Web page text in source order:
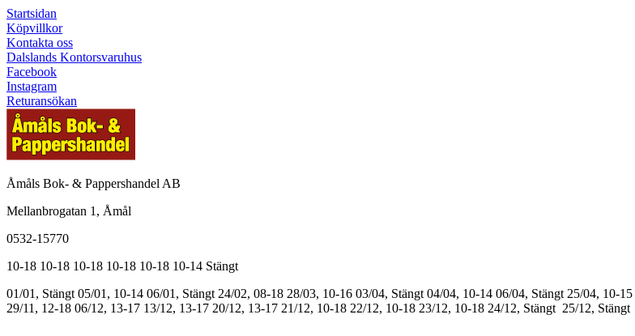
Startsidan
Köpvillkor
Kontakta oss
Dalslands Kontorsvaruhus
Facebook
Instagram
Returansökan
Åmåls Bok- & Pappershandel AB
Mellanbrogatan 1, Åmål
0532-15770
10-18 10-18 10-18 10-18 10-18 10-14 Stängt
01/01, Stängt 05/01, 10-14 06/01, Stängt 24/02, 08-18 28/03, 10-16 03/04, Stängt 04/04, 10-14 06/04, Stängt 25/04, 10-15
29/11, 12-18 06/12, 13-17 13/12, 13-17 20/12, 13-17 21/12, 10-18 22/12, 10-18 23/12, 10-18 24/12, Stängt 25/12, Stängt